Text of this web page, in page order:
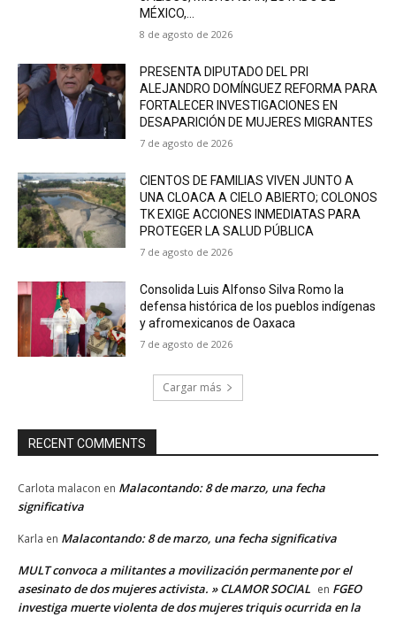
MÉXICO,...
8 de agosto de 2026
PRESENTA DIPUTADO DEL PRI
ALEJANDRO DOMÍNGUEZ REFORMA PARA
FORTALECER INVESTIGACIONES EN
DESAPARICIÓN DE MUJERES MIGRANTES
7 de agosto de 2026
CIENTOS DE FAMILIAS VIVEN JUNTO A
UNA CLOACA A CIELO ABIERTO; COLONOS
TK EXIGE ACCIONES INMEDIATAS PARA
PROTEGER LA SALUD PÚBLICA
7 de agosto de 2026
Consolida Luis Alfonso Silva Romo la
defensa histórica de los pueblos indígenas
y afromexicanos de Oaxaca
7 de agosto de 2026
Cargar más
RECENT COMMENTS
Carlota malacon en Malacontando: 8 de marzo, una fecha
significativa
Karla en Malacontando: 8 de marzo, una fecha significativa
MULT convoca a militantes a movilización permanente por el
asesinato de dos mujeres activista. » CLAMOR SOCIAL en FGEO
investiga muerte violenta de dos mujeres triquis ocurrida en la